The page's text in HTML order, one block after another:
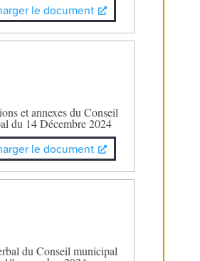
le document
et annexes du Conseil
du 14 Décembre 2024
le document
du Conseil municipal